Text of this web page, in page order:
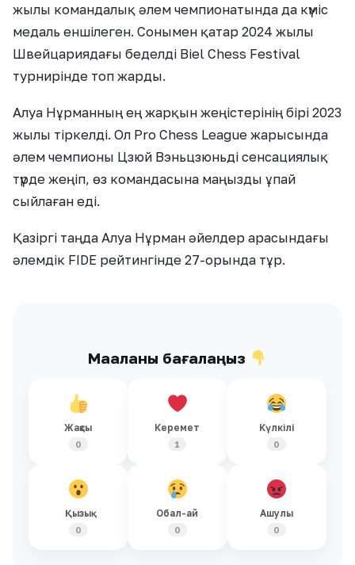
жылы командалық әлем чемпионатында да күміс
медаль еншілеген. Сонымен қатар 2024 жылы
Швейцариядағы беделді Biel Chess Festival
турнирінде топ жарды.
Алуа Нұрманның ең жарқын жеңістерінің бірі 2023
жылы тіркелді. Ол Pro Chess League жарысында
әлем чемпионы Цзюй Вэньцзюньді сенсациялық
түрде жеңіп, өз командасына маңызды ұпай
сыйлаған еді.
Қазіргі таңда Алуа Нұрман әйелдер арасындағы
әлемдік FIDE рейтингінде 27-орында тұр.
Мақаланы бағалаңыз
Жақсы
0
Керемет
1
Күлкілі
0
Қызық
0
Обал-ай
0
Ашулы
0